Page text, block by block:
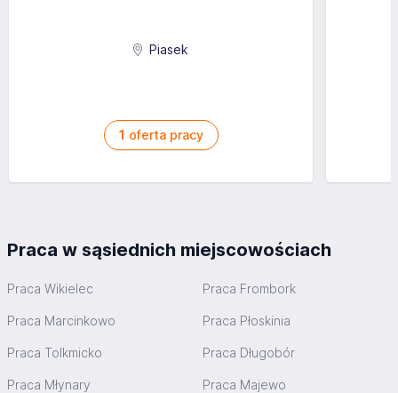
Piasek
1 oferta pracy
Praca w sąsiednich miejscowościach
Praca Wikielec Praca Frombork
Praca Marcinkowo Praca Płoskinia
Praca Tolkmicko Praca Długobór
Praca Młynary Praca Majewo